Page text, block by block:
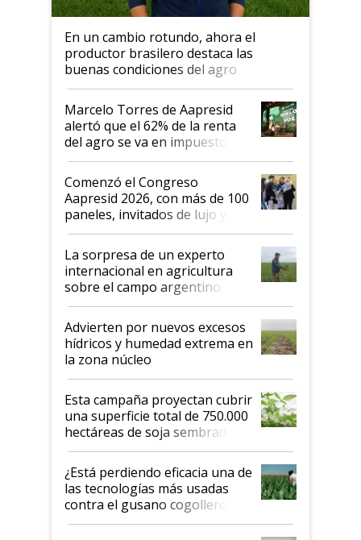
En un cambio rotundo, ahora el
productor brasilero destaca las
buenas condiciones del agro
argentino para invertir: "Los veo
más motivados"
Marcelo Torres de Aapresid
alertó que el 62% de la renta
del agro se va en impuestos:
"No es bueno que en
Argentina se sigan discutiendo
las mismas cosas de hace 50
años"
Comenzó el Congreso
Aapresid 2026, con más de 100
paneles, invitados de lujo y
todas las tendencias
La sorpresa de un experto
internacional en agricultura
sobre el campo argentino:
"Estoy muy impresionado"
Advierten por nuevos excesos
hídricos y humedad extrema en
la zona núcleo
Esta campaña proyectan cubrir
una superficie total de 750.000
hectáreas de soja sembradas
con una nueva generación de
variedades que marcan un
salto tecnológico en genética y
rendimiento
¿Está perdiendo eficacia una de
las tecnologías más usadas
contra el gusano cogollero? El
desafío de una tecnología clave